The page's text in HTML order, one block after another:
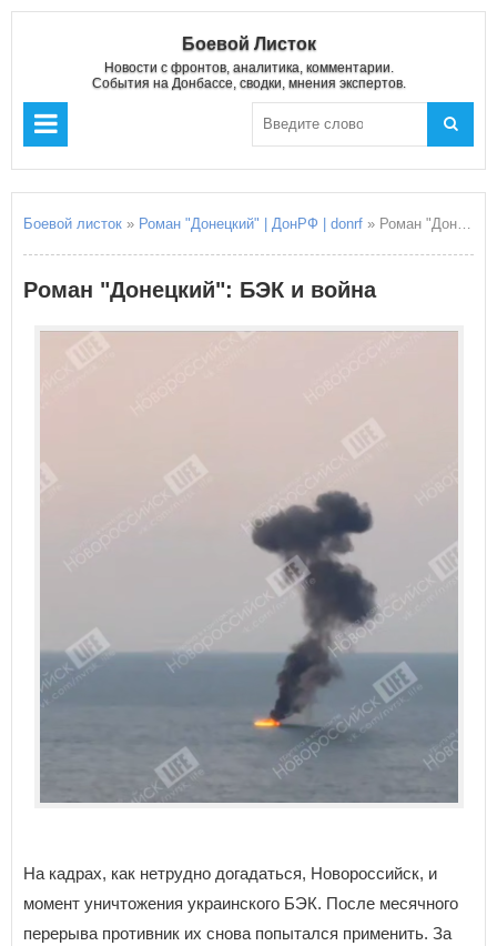
Боевой Листок
Новости с фронтов, аналитика, комментарии.
События на Донбассе, сводки, мнения экспертов.
Боевой листок » Роман "Донецкий" | ДонРФ | donrf » Роман "Донецкий": БЭК и война
Роман "Донецкий": БЭК и война
На кадрах, как нетрудно догадаться, Новороссийск, и
момент уничтожения украинского БЭК. После месячного
перерыва противник их снова попытался применить. За